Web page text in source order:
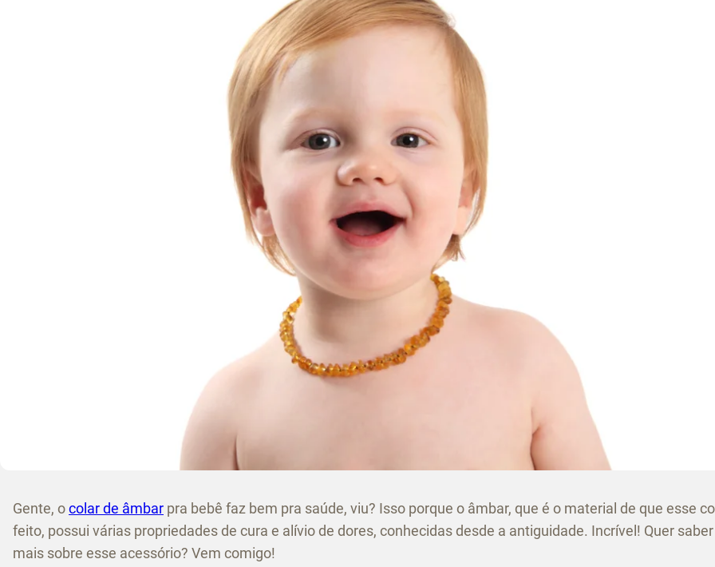
Gente, ocolar de âmbar pra bebê faz bem pra saúde, viu? Isso porque o âmbar, que é o material de que esse
feito, possui várias propriedades de cura e alívio de dores, conhecidas desde a antiguidade. Incrível! Quer saber
mais sobre esse acessório? Vem comigo!